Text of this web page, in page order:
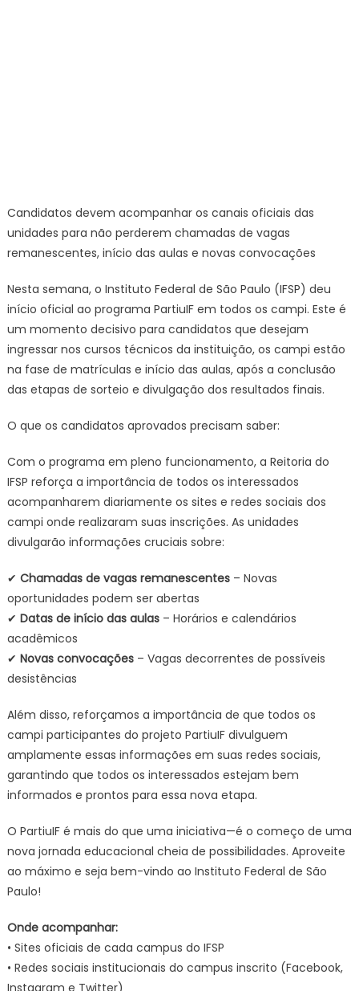
Candidatos devem acompanhar os canais oficiais das
unidades para não perderem chamadas de vagas
remanescentes, início das aulas e novas convocações
Nesta semana, o Instituto Federal de São Paulo (IFSP) deu
início oficial ao programa PartiuIF em todos os campi. Este é
um momento decisivo para candidatos que desejam
ingressar nos cursos técnicos da instituição, os campi estão
na fase de matrículas e início das aulas, após a conclusão
das etapas de sorteio e divulgação dos resultados finais.
O que os candidatos aprovados precisam saber:
Com o programa em pleno funcionamento, a Reitoria do
IFSP reforça a importância de todos os interessados
acompanharem diariamente os sites e redes sociais dos
campi onde realizaram suas inscrições. As unidades
divulgarão informações cruciais sobre:
✔ Chamadas de vagas remanescentes– Novas
oportunidades podem ser abertas
✔ Datas de início das aulas– Horários e calendários
acadêmicos
✔ Novas convocações– Vagas decorrentes de possíveis
desistências
Além disso, reforçamos a importância de que todos os
campi participantes do projeto PartiuIF divulguem
amplamente essas informações em suas redes sociais,
garantindo que todos os interessados estejam bem
informados e prontos para essa nova etapa.
O PartiuIF é mais do que uma iniciativa—é o começo de uma
nova jornada educacional cheia de possibilidades. Aproveite
ao máximo e seja bem-vindo ao Instituto Federal de São
Paulo!
Onde acompanhar:
• Sites oficiais de cada campus do IFSP
• Redes sociais institucionais do campus inscrito (Facebook,
Instagram e Twitter)